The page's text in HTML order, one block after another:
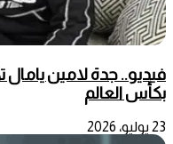
فيديو.. جدة لامين يامال
بكأس العالم
23 يوليو، 2026